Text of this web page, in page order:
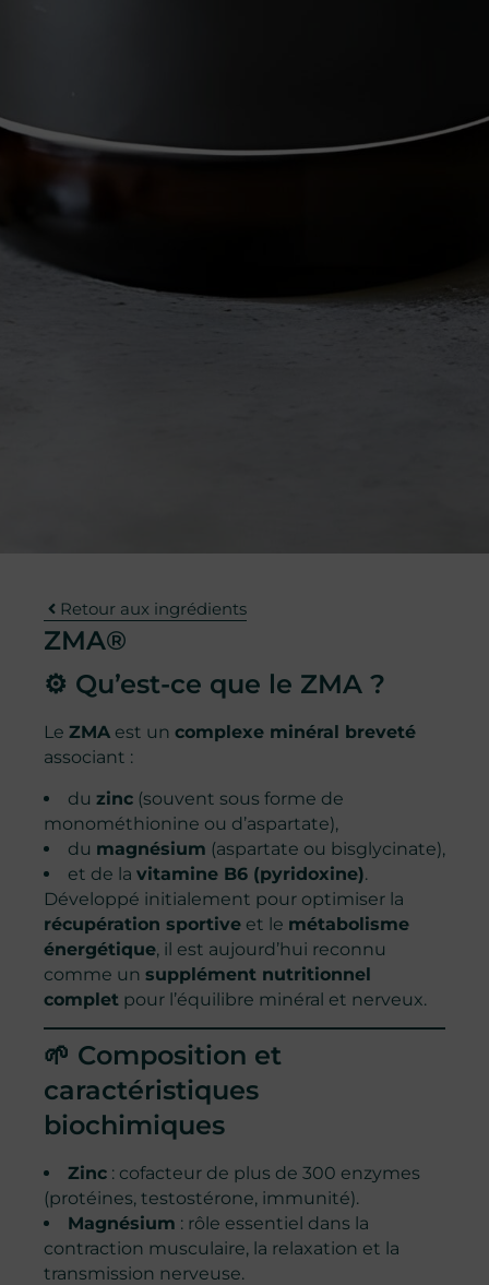
Retour aux ingrédients
ZMA®
⚙️ Qu’est-ce que le ZMA ?
Le ZMA est un complexe minéral breveté
associant :
du zinc (souvent sous forme de
monométhionine ou d’aspartate),
du magnésium (aspartate ou bisglycinate),
et de la vitamine B6 (pyridoxine).
Développé initialement pour optimiser la
récupération sportive et le métabolisme
énergétique, il est aujourd’hui reconnu
comme un supplément nutritionnel
complet pour l’équilibre minéral et nerveux.
🌱 Composition et
caractéristiques
biochimiques
Zinc : cofacteur de plus de 300 enzymes
(protéines, testostérone, immunité).
Magnésium : rôle essentiel dans la
contraction musculaire, la relaxation et la
transmission nerveuse.